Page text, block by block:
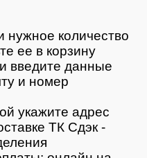
нужное количество
ее в корзину
введите данные
и номер
укажите адрес
ТК Сдэк -